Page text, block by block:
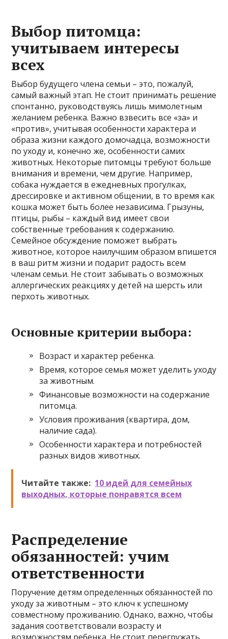
Выбор питомца:
учитываем интересы
всех
Выбор будущего члена семьи – это, пожалуй,
самый важный этап. Не стоит принимать решение
спонтанно, руководствуясь лишь мимолетным
желанием ребенка. Важно взвесить все «за» и
«против», учитывая особенности характера и
образа жизни каждого домочадца, возможности
по уходу и, конечно же, особенности самих
животных. Некоторые питомцы требуют больше
внимания и времени, чем другие. Например,
собака нуждается в ежедневных прогулках,
дрессировке и активном общении, в то время как
кошка может быть более независима. Грызуны,
птицы, рыбы – каждый вид имеет свои
собственные требования к содержанию.
Семейное обсуждение поможет выбрать
животное, которое наилучшим образом впишется
в ваш ритм жизни и подарит радость всем
членам семьи. Не стоит забывать о возможных
аллергических реакциях у детей на шерсть или
перхоть животных.
Основные критерии выбора:
Возраст и характер ребенка.
Время, которое семья может уделить уходу
за животным.
Финансовые возможности на содержание
питомца.
Условия проживания (квартира, дом,
наличие сада).
Особенности характера и потребностей
разных видов животных.
Читайте также: 10 идей для семейных
выходных, которые понравятся всем
Распределение
обязанностей: учим
ответственности
Поручение детям определенных обязанностей по
уходу за животным – это ключ к успешному
совместному проживанию. Однако, важно, чтобы
задания соответствовали возрасту и